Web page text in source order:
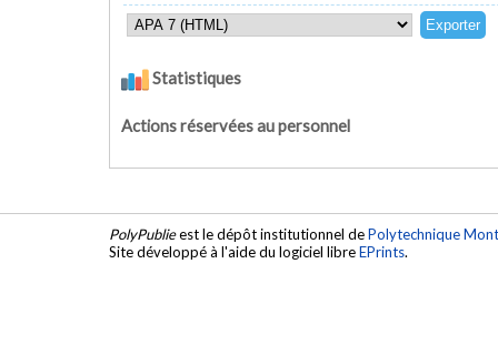
Statistiques
Actions réservées au personnel
PolyPublieest le dépôt institutionnel dePolytechnique
Site développé à l'aide du logiciel libreEPrints.